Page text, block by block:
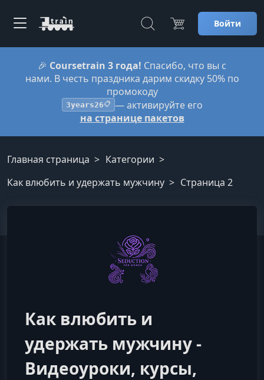
Войти
🎉 Coursetrain 3 года! Спасибо, что вы с
нами. В честь праздника дарим скидку 50% по
промокоду
3years26📋 — активируйте его
на странице пакетов
Главная страница
Категории
Как влюбить и удержать мужчину
Страница 2
Как влюбить и
удержать мужчину -
Видеоуроки, курсы,